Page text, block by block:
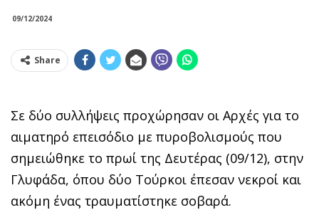
09/12/2024
Share
Σε δύο συλλήψεις προχώρησαν οι Αρχές για το
αιματηρό επεισόδιο με πυροβολισμούς που
σημειώθηκε το πρωί της Δευτέρας (09/12), στην
Γλυφάδα, όπου δύο Τούρκοι έπεσαν νεκροί και
ακόμη ένας τραυματίστηκε σοβαρά.